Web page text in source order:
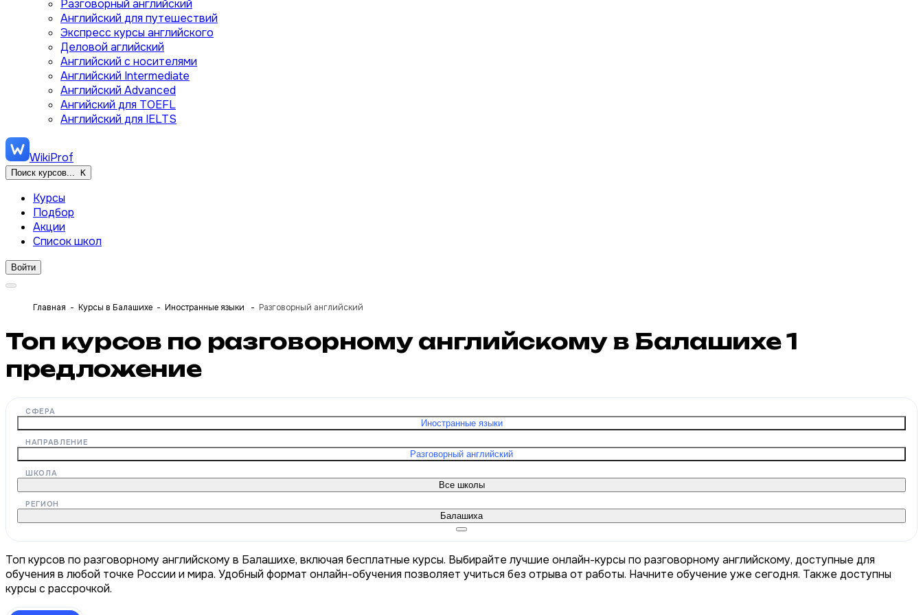
Разговорный английский
Английский для путешествий
Экспресс курсы английского
Деловой аглийский
Английский с носителями
Английский Intermediate
Английский Advanced
Ангийский для TOEFL
Английский для IELTS
WikiProf
Поиск курсов... K
Курсы
Подбор
Акции
Список школ
Войти
Главная Курсы в Балашихе Иностранные языки Разговорный английский
Топ курсов по разговорному английскому в Балашихе1
предложение
СФЕРА
Иностранные языки
НАПРАВЛЕНИЕ
Разговорный английский
ШКОЛА
Все школы
РЕГИОН
Балашиха
Топ курсов по разговорному английскому в Балашихе, включая бесплатные курсы. Выбирайте лучшие онлайн-курсы по разговорному английскому, доступные для
обучения в любой точке России и мира. Удобный формат онлайн-обучения позволяет учиться без отрыва от работы. Начните обучение уже сегодня. Также доступны
курсы с рассрочкой.